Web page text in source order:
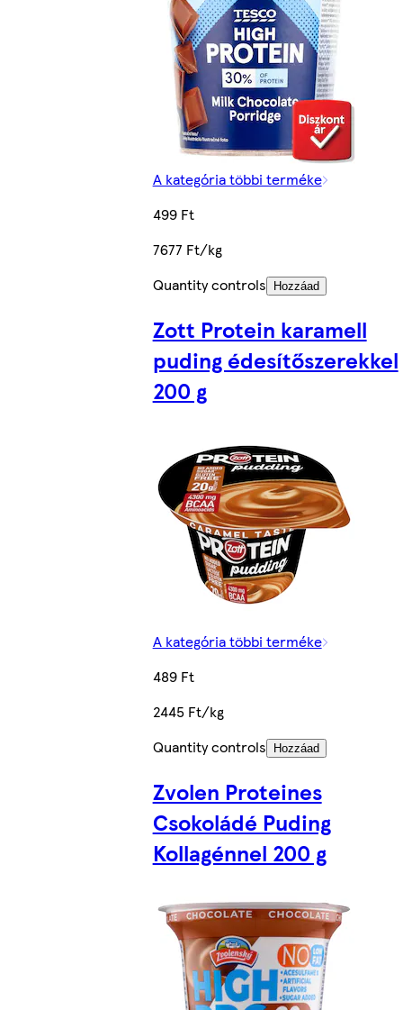
A kategória többi terméke
499 Ft
7677 Ft/kg
Quantity controls
Hozzáad
Zott Protein karamell
puding édesítőszerekkel
200 g
A kategória többi terméke
489 Ft
2445 Ft/kg
Quantity controls
Hozzáad
Zvolen Proteines
Csokoládé Puding
Kollagénnel 200 g